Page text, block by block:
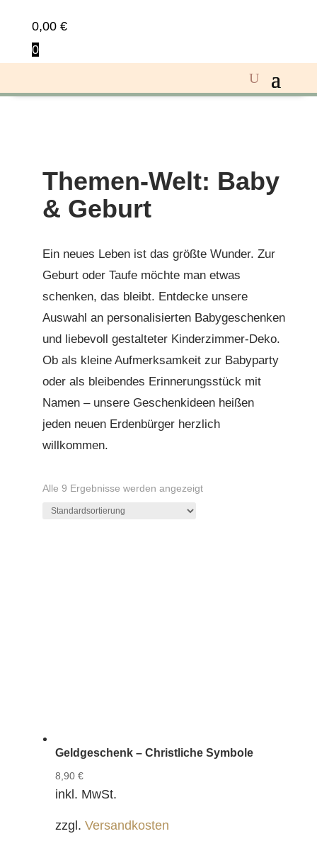
0,00 €
0
Themen-Welt: Baby
& Geburt
Ein neues Leben ist das größte Wunder. Zur
Geburt oder Taufe möchte man etwas
schenken, das bleibt. Entdecke unsere
Auswahl an personalisierten Babygeschenken
und liebevoll gestalteter Kinderzimmer-Deko.
Ob als kleine Aufmerksamkeit zur Babyparty
oder als bleibendes Erinnerungsstück mit
Namen – unsere Geschenkideen heißen
jeden neuen Erdenbürger herzlich
willkommen.
Alle 9 Ergebnisse werden angezeigt
Geldgeschenk – Christliche Symbole
8,90 €
inkl. MwSt.
zzgl. Versandkosten